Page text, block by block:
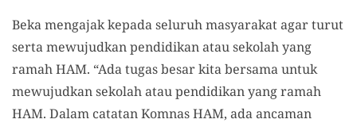
Beka mengajak kepada seluruh masyarakat agar turut
serta mewujudkan pendidikan atau sekolah yang
ramah HAM. “Ada tugas besar kita bersama untuk
mewujudkan sekolah atau pendidikan yang ramah
HAM. Dalam catatan Komnas HAM, ada ancaman